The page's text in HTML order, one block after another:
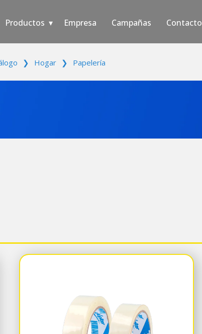
Productos Empresa Campañas Contacto
❯ Hogar ❯ Papelería